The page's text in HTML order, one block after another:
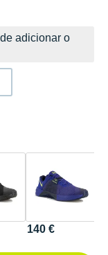
adicionar o
140 €